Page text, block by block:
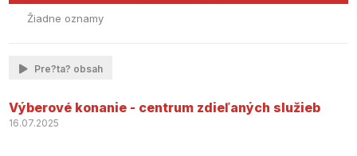
Žiadne oznamy
Pre?ta? obsah
Výberové konanie - centrum zdieľaných služieb
16.07.2025